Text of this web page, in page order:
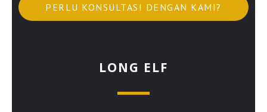
PERLU KONSULTASI DENGAN KAMI?
LONG ELF